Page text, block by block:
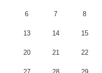
6 7 8
13 14 15
20 21 22